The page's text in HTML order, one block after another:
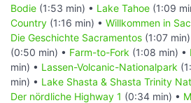
Bodie (1:53 min) • Lake Tahoe (1:09
Country (1:16 min) • Willkommen in
Die Geschichte Sacramentos (1:07
(0:50 min) • Farm-to-Fork (1:08 min) •
min) • Lassen-Volcanic-Nationalpark
min) • Lake Shasta & Shasta Trinity
Der nördliche Highway 1 (0:34 min) •